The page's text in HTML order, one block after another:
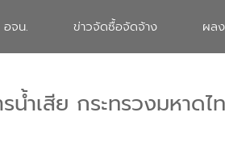
อจน. ข่าวจัดซื้อจัดจ้าง ผล
น้ำเสีย กระทรวงมหาดไ